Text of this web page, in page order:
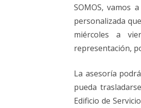
SOMOS, vamos
personalizada
miércoles a
representación,
La asesoría
pueda
Edificio de